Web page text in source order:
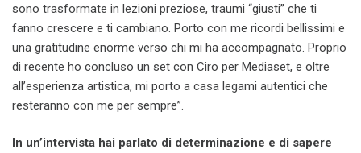
sono trasformate in lezioni preziose, traumi “giusti” che ti
fanno crescere e ti cambiano. Porto con me ricordi bellissimi e
una gratitudine enorme verso chi mi ha accompagnato. Proprio
di recente ho concluso un set con Ciro per Mediaset, e oltre
all’esperienza artistica, mi porto a casa legami autentici che
resteranno con me per sempre”.
In un’intervista hai parlato di determinazione e di sapere